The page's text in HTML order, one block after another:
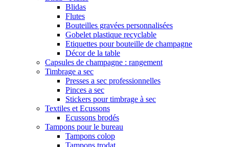
Blidas
Flutes
Bouteilles gravées personnalisées
Gobelet plastique recyclable
Etiquettes pour bouteille de champagne
Décor de la table
Capsules de champagne : rangement
Timbrage a sec
Presses a sec professionnelles
Pinces a sec
Stickers pour timbrage à sec
Textiles et Ecussons
Ecussons brodés
Tampons pour le bureau
Tampons colop
Tampons trodat